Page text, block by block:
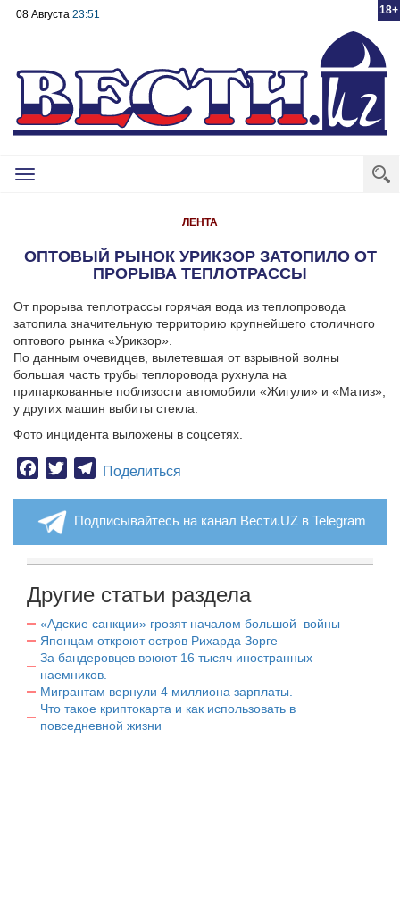
18+
08 Августа 23:51
Toggle
ЛЕНТА
ОПТОВЫЙ РЫНОК УРИКЗОР ЗАТОПИЛО ОТ
ПРОРЫВА ТЕПЛОТРАССЫ
От прорыва теплотрассы горячая вода из теплопровода
затопила значительную территорию крупнейшего столичного
оптового рынка «Урикзор».
По данным очевидцев, вылетевшая от взрывной волны
большая часть трубы теплоровода рухнула на
припаркованные поблизости автомобили «Жигули» и «Матиз»,
у других машин выбиты стекла.
Фото инцидента выложены в соцсетях.
Facebook
TwitterTelegram
Поделиться
Подписывайтесь на канал Вести.UZ в Telegram
Другие статьи раздела
«Адские санкции» грозят началом большой войны
Японцам откроют остров Рихарда Зорге
За бандеровцев воюют 16 тысяч иностранных
наемников.
Мигрантам вернули 4 миллиона зарплаты.
Что такое криптокарта и как использовать в
повседневной жизни